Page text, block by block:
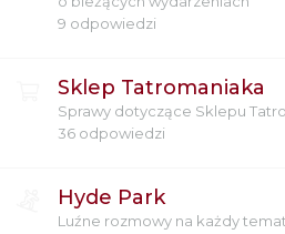
9 odpowiedzi
Sklep Tatromaniaka
Sprawy dotyczące Sklepu
36 odpowiedzi
Hyde Park
Luźne rozmowy na każdy temat